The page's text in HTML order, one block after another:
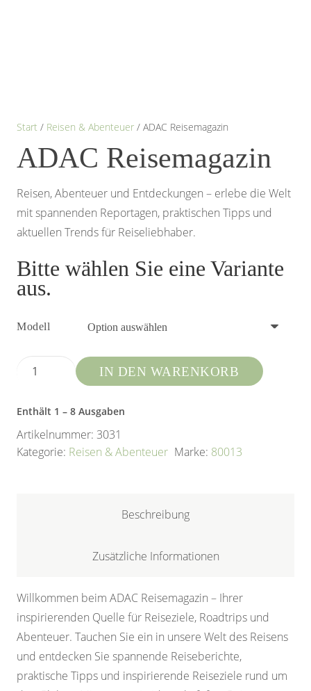
Start / Reisen & Abenteuer / ADAC Reisemagazin
ADAC Reisemagazin
Reisen, Abenteuer und Entdeckungen – erlebe die Welt
mit spannenden Reportagen, praktischen Tipps und
aktuellen Trends für Reiseliebhaber.
Bitte wählen Sie eine Variante
aus.
Modell
ADAC
Reisemagazin
Menge
IN DEN WARENKORB
Enthält 1 – 8 Ausgaben
Artikelnummer: 3031
Kategorie: Reisen & Abenteuer Marke: 80013
Beschreibung
Zusätzliche Informationen
Willkommen beim ADAC Reisemagazin – Ihrer
inspirierenden Quelle für Reiseziele, Roadtrips und
Abenteuer. Tauchen Sie ein in unsere Welt des Reisens
und entdecken Sie spannende Reiseberichte,
praktische Tipps und inspirierende Reiseziele rund um